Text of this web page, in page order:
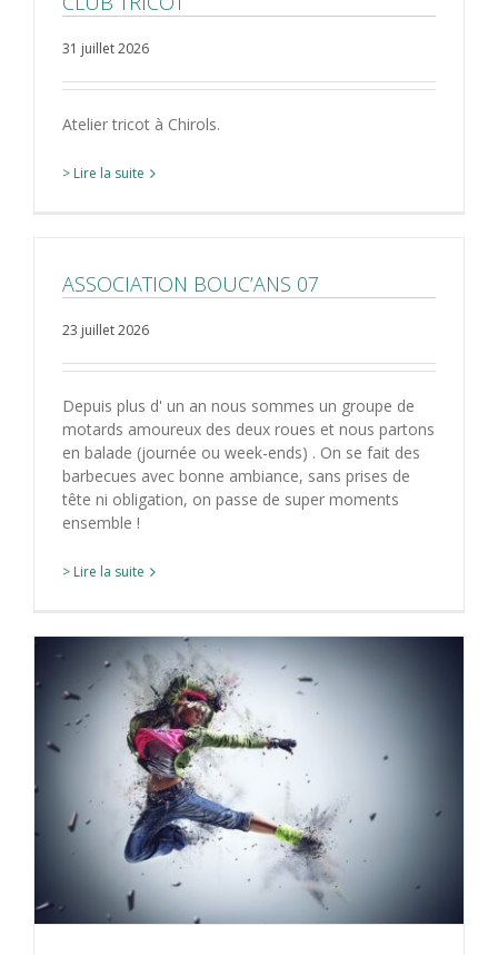
31 juillet 2026
Atelier tricot à Chirols.
> Lire la suite
ASSOCIATION BOUC’ANS 07
23 juillet 2026
Depuis plus d' un an nous sommes un groupe de
motards amoureux des deux roues et nous partons
en balade (journée ou week-ends) . On se fait des
barbecues avec bonne ambiance, sans prises de
tête ni obligation, on passe de super moments
ensemble !
> Lire la suite